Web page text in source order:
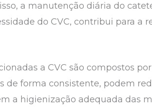
a manutenção diária do
do CVC, contribui para a
a CVC são compostos
de forma consistente, podem
a higienização adequada das